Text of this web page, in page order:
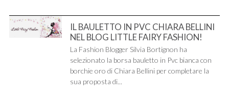
IL BAULETTO IN PVC CHIARA BELLINI
NEL BLOG LITTLE FAIRY FASHION!
La Fashion Blogger Silvia Bortignon ha
selezionato la borsa bauletto in Pvc bianca con
borchie oro di Chiara Bellini per completare la
sua proposta di...